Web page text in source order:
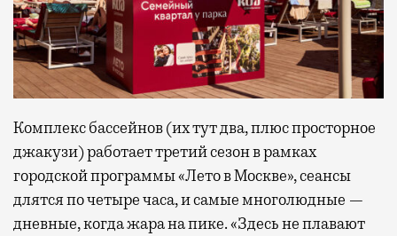
Комплекс бассейнов (их тут два, плюс просторное
джакузи) работает третий сезон в рамках
городской программы «Лето в Москве», сеансы
длятся по четыре часа, и самые многолюдные —
дневные, когда жара на пике. «Здесь не плавают